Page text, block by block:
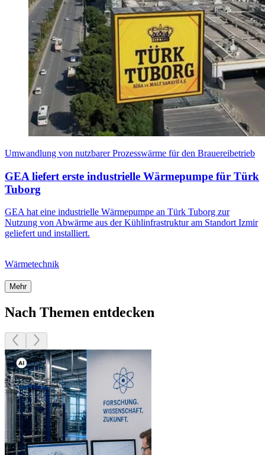
Umwandlung von nutzbarer Prozesswärme für den Brauereibetrieb
GEA liefert erste industrielle Wärmepumpe für Türk
Tuborg
GEA hat eine industrielle Wärmepumpe an Türk Tuborg zur
Nutzung von Abwärme aus der Kühlinfrastruktur am Standort Izmir
geliefert und installiert.
Wärmetechnik
Mehr
Nach Themen entdecken